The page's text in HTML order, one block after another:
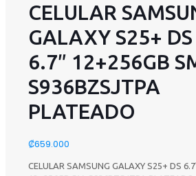
CELULAR
GALAXY S25+ DS
6.7″ 12+256GB
S936BZSJTPA
PLATEADO
₡659.000
CELULAR SAMSUNG GALAXY S25+ DS